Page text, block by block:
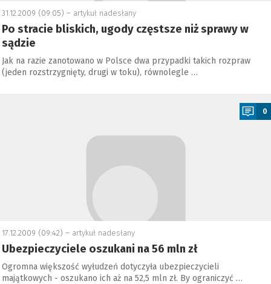
31.12.2009 (09:05) – artykuł nadesłany
Po stracie bliskich, ugody częstsze niż sprawy w
sądzie
Jak na razie zanotowano w Polsce dwa przypadki takich rozpraw
(jeden rozstrzygnięty, drugi w toku), równolegle …
0
17.12.2009 (09:42) – artykuł nadesłany
Ubezpieczyciele oszukani na 56 mln zł
Ogromna większość wyłudzeń dotyczyła ubezpieczycieli
majątkowych - oszukano ich aż na 52,5 mln zł. By ograniczyć …